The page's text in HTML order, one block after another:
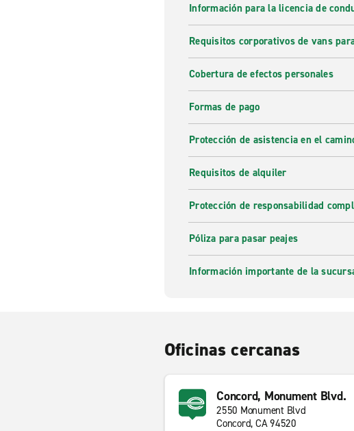
Información para la licencia de
Requisitos corporativos de vans
Cobertura de efectos personales
Formas de pago
Protección de asistencia en el
Requisitos de alquiler
Protección de responsabilidad
Póliza para pasar peajes
Información importante de la
Oficinas cercanas
Concord, Monument Blvd.
2550 Monument Blvd
Concord, CA 94520